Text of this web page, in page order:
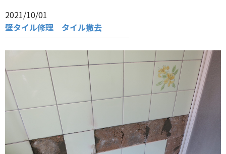
2021/10/01
壁タイル修理 タイル撤去